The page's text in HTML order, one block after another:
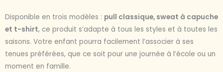
Disponible en trois modèles : pull classique, sweat à capuche
et t-shirt, ce produit s’adapte à tous les styles et à toutes les
saisons. Votre enfant pourra facilement l’associer à ses
tenues préférées, que ce soit pour une journée à l’école ou un
moment en famille.